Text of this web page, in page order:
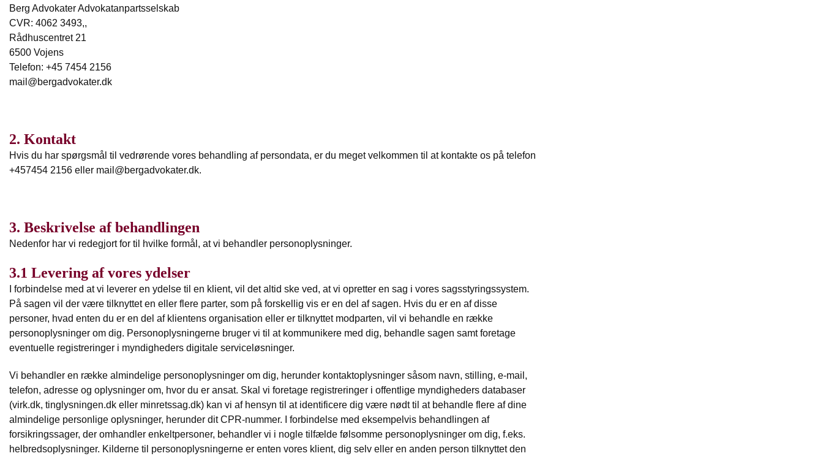
Berg Advokater Advokatanpartsselskab
CVR: 4062 3493,,
Rådhuscentret 21
6500 Vojens
Telefon: +45 7454 2156
mail@bergadvokater.dk
2. Kontakt
Hvis du har spørgsmål til vedrørende vores behandling af persondata, er du meget velkommen til at kontakte os på telefon
+457454 2156 eller mail@bergadvokater.dk.
3. Beskrivelse af behandlingen
Nedenfor har vi redegjort for til hvilke formål, at vi behandler personoplysninger.
3.1 Levering af vores ydelser
I forbindelse med at vi leverer en ydelse til en klient, vil det altid ske ved, at vi opretter en sag i vores sagsstyringssystem.
På sagen vil der være tilknyttet en eller flere parter, som på forskellig vis er en del af sagen. Hvis du er en af disse
personer, hvad enten du er en del af klientens organisation eller er tilknyttet modparten, vil vi behandle en række
personoplysninger om dig. Personoplysningerne bruger vi til at kommunikere med dig, behandle sagen samt foretage
eventuelle registreringer i myndigheders digitale serviceløsninger.
Vi behandler en række almindelige personoplysninger om dig, herunder kontaktoplysninger såsom navn, stilling, e-mail,
telefon, adresse og oplysninger om, hvor du er ansat. Skal vi foretage registreringer i offentlige myndigheders databaser
(virk.dk, tinglysningen.dk eller minretssag.dk) kan vi af hensyn til at identificere dig være nødt til at behandle flere af dine
almindelige personlige oplysninger, herunder dit CPR-nummer. I forbindelse med eksempelvis behandlingen af
forsikringssager, der omhandler enkeltpersoner, behandler vi i nogle tilfælde følsomme personoplysninger om dig, f.eks.
helbredsoplysninger. Kilderne til personoplysningerne er enten vores klient, dig selv eller en anden person tilknyttet den